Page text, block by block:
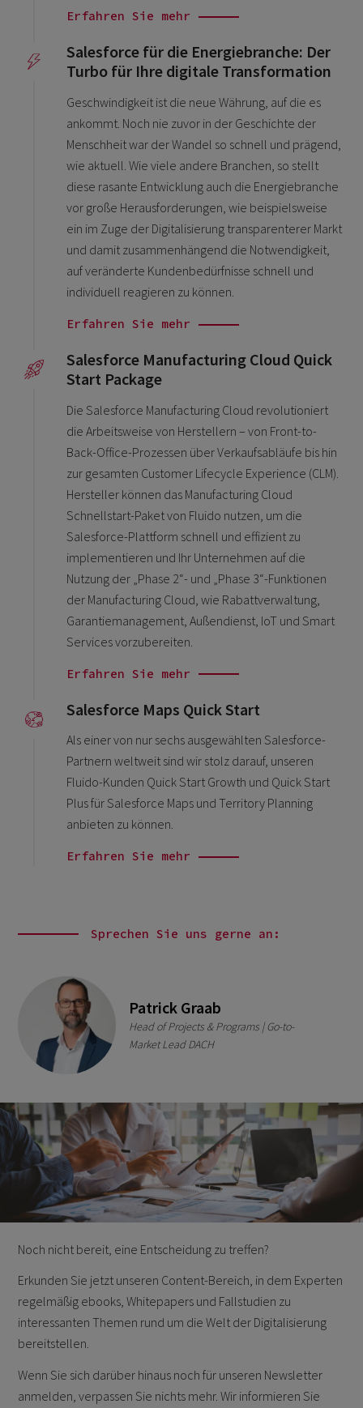
Erfahren Sie mehr
Salesforce für die Energiebranche: Der
Turbo für Ihre digitale Transformation
Geschwindigkeit ist die neue Währung, auf die es
ankommt. Noch nie zuvor in der Geschichte der
Menschheit war der Wandel so schnell und prägend,
wie aktuell. Wie viele andere Branchen, so stellt
diese rasante Entwicklung auch die Energiebranche
vor große Herausforderungen, wie beispielsweise
ein im Zuge der Digitalisierung transparenterer Markt
und damit zusammenhängend die Notwendigkeit,
auf veränderte Kundenbedürfnisse schnell und
individuell reagieren zu können.
Erfahren Sie mehr
Salesforce Manufacturing Cloud Quick
Start Package
Die Salesforce Manufacturing Cloud revolutioniert
die Arbeitsweise von Herstellern – von Front-to-
Back-Office-Prozessen über Verkaufsabläufe bis hin
zur gesamten Customer Lifecycle Experience (CLM).
Hersteller können das Manufacturing Cloud
Schnellstart-Paket von Fluido nutzen, um die
Salesforce-Plattform schnell und effizient zu
implementieren und Ihr Unternehmen auf die
Nutzung der „Phase 2“- und „Phase 3“-Funktionen
der Manufacturing Cloud, wie Rabattverwaltung,
Garantiemanagement, Außendienst, IoT und Smart
Services vorzubereiten.
Erfahren Sie mehr
Salesforce Maps Quick Start
Als einer von nur sechs ausgewählten Salesforce-
Partnern weltweit sind wir stolz darauf, unseren
Fluido-Kunden Quick Start Growth und Quick Start
Plus für Salesforce Maps und Territory Planning
anbieten zu können.
Erfahren Sie mehr
Sprechen Sie uns gerne an:
Patrick Graab
Head of Projects & Programs | Go-to-
Market Lead DACH
Noch nicht bereit, eine Entscheidung zu treffen?
Erkunden Sie jetzt unseren Content-Bereich, in dem Experten
regelmäßig ebooks, Whitepapers und Fallstudien zu
interessanten Themen rund um die Welt der Digitalisierung
bereitstellen.
Wenn Sie sich darüber hinaus noch für unseren Newsletter
anmelden, verpassen Sie nichts mehr. Wir informieren Sie